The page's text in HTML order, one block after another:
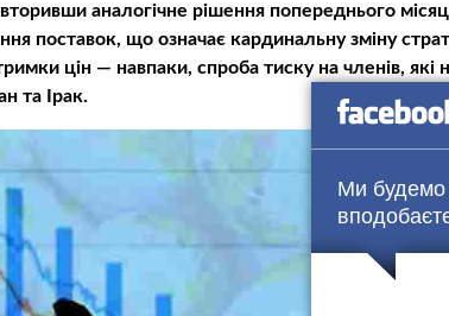
Ми будемо
аналогічне рішення попереднього
поставок, що означає кардинальну зміну
цін — навпаки, спроба тиску на членів, які
та Ірак.